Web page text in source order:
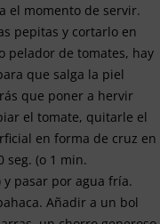
el momento de servir.
pepitas y cortarlo en
pelador de tomates, hay
que salga la piel
que poner a hervir
el tomate, quitarle el
en forma de cruz en
seg. (o 1 min.
pasar por agua fría.
Añadir a un bol